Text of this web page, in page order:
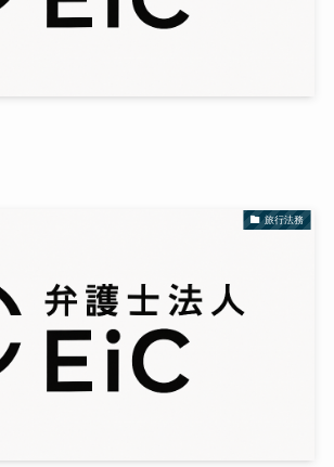
旅行法務